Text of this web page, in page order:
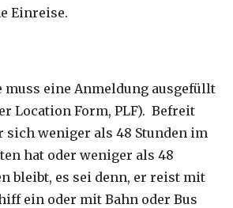
Einreise.
muss eine Anmeldung ausgefüllt
Location Form, PLF). Befreit
sich weniger als 48 Stunden im
hat oder weniger als 48
bleibt, es sei denn, er reist mit
ein oder mit Bahn oder Bus